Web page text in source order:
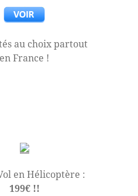
au choix partout
en France !
en Hélicoptère :
199€ !!